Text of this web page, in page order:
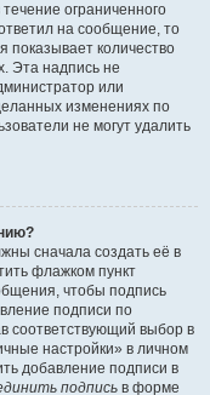
ограниченного
на сообщение, то
показывает количество
Эта надпись не
или
изменениях по
не могут удалить
сначала создать её в
флажком пункт
чтобы подпись
подписи по
соответствующий выбор в
настройки» в личном
добавление подписи в
подпись в форме